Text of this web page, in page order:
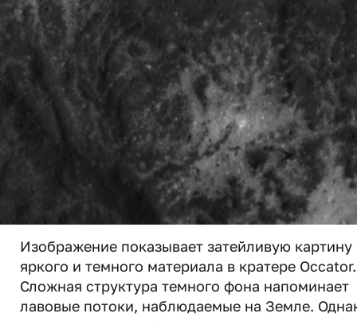
Изображение показывает затейливую картину
яркого и темного материала в кратере Occator.
Сложная структура темного фона напоминает
лавовые потоки, наблюдаемые на Земле.